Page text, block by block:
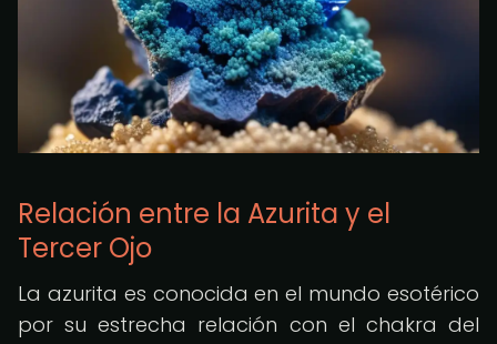
Relación entre la Azurita y el
Tercer Ojo
La azurita es conocida en el mundo esotérico
por su estrecha relación con el chakra del